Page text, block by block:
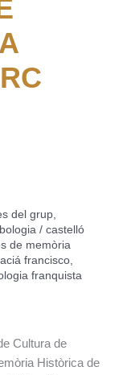
del grup,
/ castelló
de memòria
francisco,
franquista
Cultura de
Històrica de